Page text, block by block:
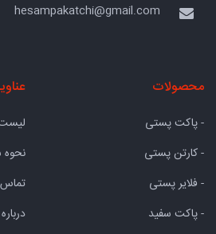
hesampakatchi@gmail.com
محصولات
- پاکت پستی
- کارتن پستی
- فلایر پستی
- پاکت سفید
تماس